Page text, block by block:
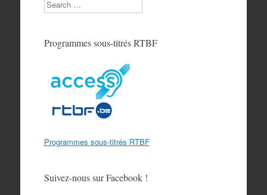
Programmes sous-titrés RTBF
Programmes sous-titrés RTBF
Suivez-nous sur Facebook !